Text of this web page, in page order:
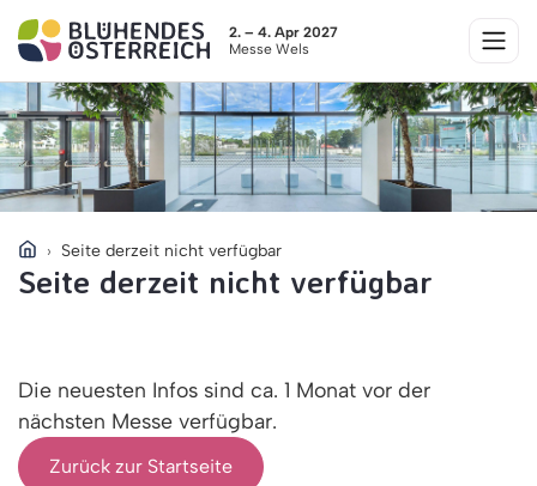
2. – 4. Apr 2027
Messe Wels
Seite derzeit nicht verfügbar
Seite derzeit nicht verfügbar
Die neuesten Infos sind ca. 1 Monat vor der
nächsten Messe verfügbar.
Zurück zur Startseite